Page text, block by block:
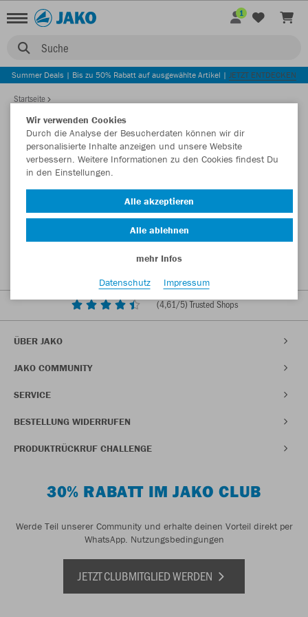
Suche
1
Summer Deals | Bis zu 50% Rabatt auf ausgewählte Artikel | JETZT ENTDECKEN
Startseite
(4,61/5) Trusted Shops
ÜBER JAKO
JAKO COMMUNITY
SERVICE
BESTELLUNG WIDERRUFEN
PRODUKTRÜCKRUF CHALLENGE
30% RABATT IM JAKO CLUB
Werde Teil unserer Community und erhalte deinen Vorteil direkt per
WhatsApp. Nutzungsbedingungen
JETZT CLUBMITGLIED WERDEN
Wir verwenden Cookies
Durch die Analyse der Besucherdaten können wir dir
personalisierte Inhalte anzeigen und unsere Website
verbessern. Weitere Informationen zu den Cookies findest Du
in den Einstellungen.
Alle akzeptieren
Alle ablehnen
mehr Infos
Datenschutz
Impressum